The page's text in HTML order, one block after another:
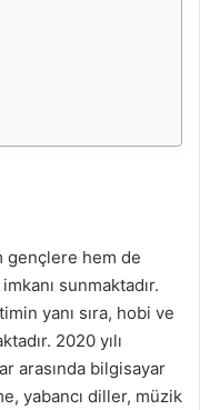
gençlere hem de
sunmaktadır.
yanı sıra, hobi ve
2020 yılı
arasında bilgisayar
yabancı diller, müzik